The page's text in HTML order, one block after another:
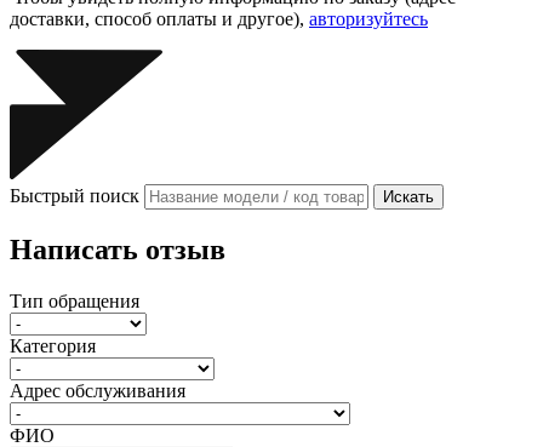
доставки, способ оплаты и другое), авторизуйтесь
Быстрый поиск Искать
Написать отзыв
Тип обращения
Категория
Адрес обслуживания
ФИО